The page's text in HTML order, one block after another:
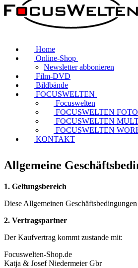
Home
Online-Shop
Newsletter abbonieren
Film-DVD
Bildbände
FOCUSWELTEN
Focuswelten
FOCUSWELTEN
FOCUSWELTEN
FOCUSWELTEN
KONTAKT
Allgemeine
1. Geltungsbereich
Diese Allgemeinen
2. Vertragspartner
Der Kaufvertrag kommt zustande mit:
Focuswelten-Shop.de
Katja & Josef Niedermeier Gbr